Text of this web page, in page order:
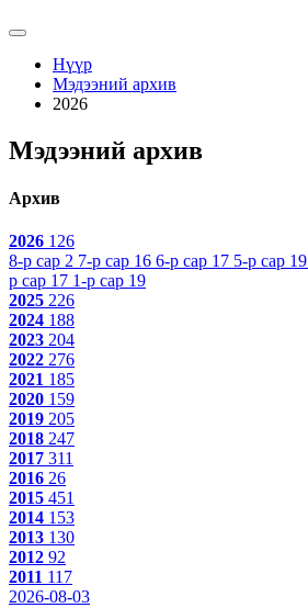
Нүүр
Мэдээний архив
2026
Мэдээний архив
Архив
2026 126
8-р сар 2 7-р сар 16 6-р сар 17 5-р сар 19
р сар 17 1-р сар 19
2025 226
2024 188
2023 204
2022 276
2021 185
2020 159
2019 205
2018 247
2017 311
2016 26
2015 451
2014 153
2013 130
2012 92
2011 117
2026-08-03